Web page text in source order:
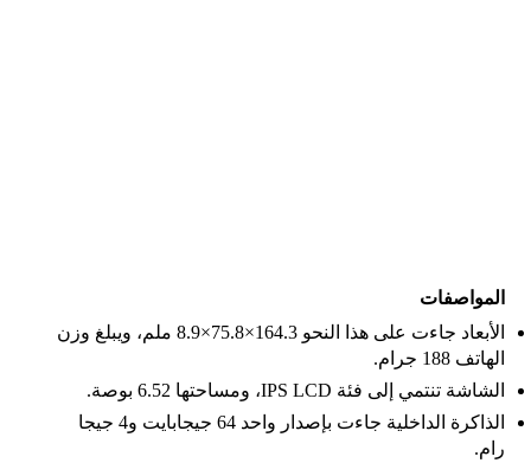
المواصفات
الأبعاد جاءت على هذا النحو 164.3×75.8×8.9 ملم، ويبلغ وزن
الهاتف 188 جرام.
الشاشة تنتمي إلى فئة IPS LCD، ومساحتها 6.52 بوصة.
الذاكرة الداخلية جاءت بإصدار واحد 64 جيجابايت و4 جيجا
رام.